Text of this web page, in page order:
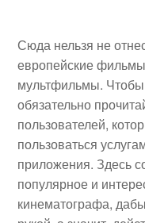
Сюда нельзя не
европейские
мультфильмы.
обязательно
пользователей,
пользоваться
приложения. Здесь
популярное и
кинематографа,